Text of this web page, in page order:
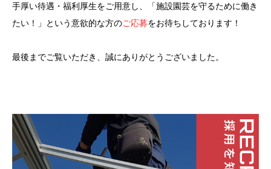
手厚い待遇・福利厚生をご用意し、「施設園芸を守るために働き
たい！」という意欲的な方のご応募をお待ちしております！
最後までご覧いただき、誠にありがとうございました。